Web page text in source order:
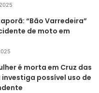
“Bão Varredeira”
de moto em
é morta em Cruz das
possível uso de